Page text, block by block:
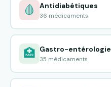
🩸 Antidiabétiques
36 médicaments
🏥 Gastro-entérologie
35 médicaments